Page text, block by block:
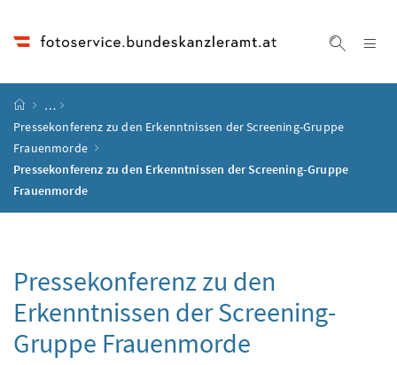
Startseite
…
Pressekonferenz zu den Erkenntnissen der Screening-Gruppe
Frauenmorde
Pressekonferenz zu den Erkenntnissen der Screening-Gruppe
Frauenmorde
Pressekonferenz zu den
Erkenntnissen der Screening-
Gruppe Frauenmorde